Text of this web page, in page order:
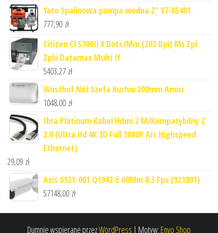
Yato Spalinowa pompa wodna 2" YT-85401
777,90 zł
Citizen Cl S700Ii 8 Dots/Mm (203 Dpi) Ms Epl
Zplii Datamax Multi If
5403,27 zł
Wüsthof Nóż Szefa Kuchni 200mm Amici
1048,00 zł
Ibra Platinum Kabel Hdmi 2 M/Kompatybilny Z
2.0 (Ultra Hd 4K 3D Full 1080P Arc Highspeed
Ethernet)
29,09 zł
Axis 0921-001 Q1942-E 60Mm 8.3 Fps (921001)
57148,00 zł
Dumnie wspierane przezWordPress | Motyw: Envo Shop